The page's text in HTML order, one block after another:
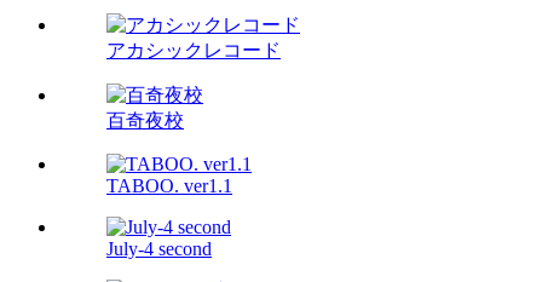
アカシックレコード
百奇夜校
TABOO. ver1.1
July-4 second